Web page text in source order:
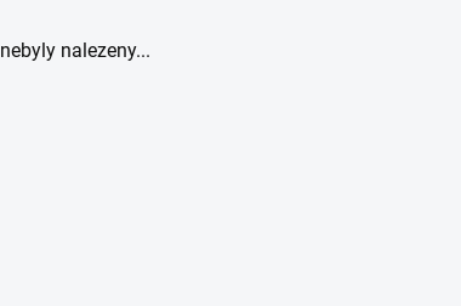
nebyly nalezeny...